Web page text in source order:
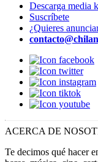
Descarga media
Suscríbete
¿Quieres
ACERCA DE
Te decimos qué hacer